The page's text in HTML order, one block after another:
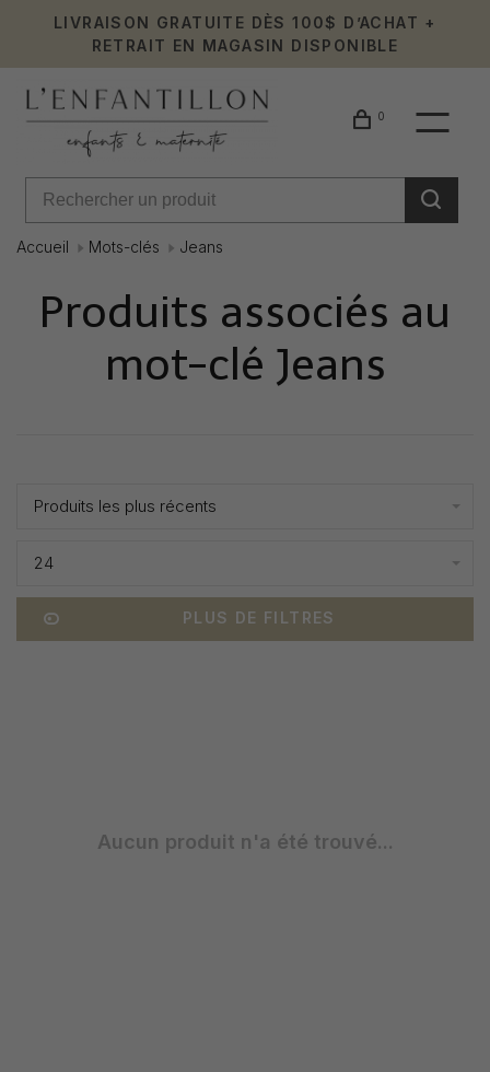
LIVRAISON GRATUITE DÈS 100$ D’ACHAT +
RETRAIT EN MAGASIN DISPONIBLE
0
Accueil Mots-clés Jeans
Produits associés au
mot-clé Jeans
Produits les plus récents
24
PLUS DE FILTRES
Aucun produit n'a été trouvé...